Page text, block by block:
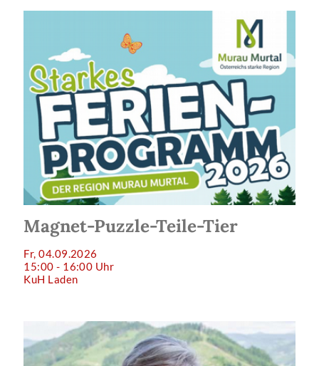
Magnet-Puzzle-Teile-Tier
Fr, 04.09.2026
15:00 - 16:00 Uhr
KuH Laden